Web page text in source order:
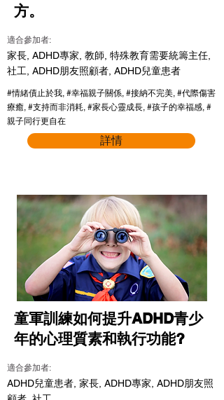
方。
適合參加者:
家長, ADHD專家, 教師, 特殊教育需要統籌主任,
社工, ADHD朋友照顧者, ADHD兒童患者
#情緒債止於我, #幸福親子關係, #接納不完美, #代際傷害
療癒, #支持而非消耗, #家長心靈成長, #孩子的幸福感, #
親子同行更自在
詳情
童軍訓練如何提升ADHD青少
年的心理質素和執行功能?
適合參加者:
ADHD兒童患者, 家長, ADHD專家, ADHD朋友照